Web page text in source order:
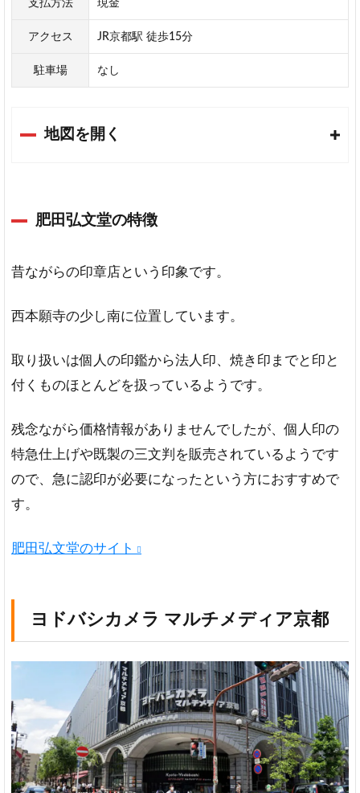
支払方法 現金
アクセス JR京都駅 徒歩15分
駐車場 なし
地図を開く
肥田弘文堂の特徴
昔ながらの印章店という印象です。
西本願寺の少し南に位置しています。
取り扱いは個人の印鑑から法人印、焼き印までと印と
付くものほとんどを扱っているようです。
残念ながら価格情報がありませんでしたが、個人印の
特急仕上げや既製の三文判を販売されているようです
ので、急に認印が必要になったという方におすすめで
す。
肥田弘文堂のサイト
ヨドバシカメラ マルチメディア京都